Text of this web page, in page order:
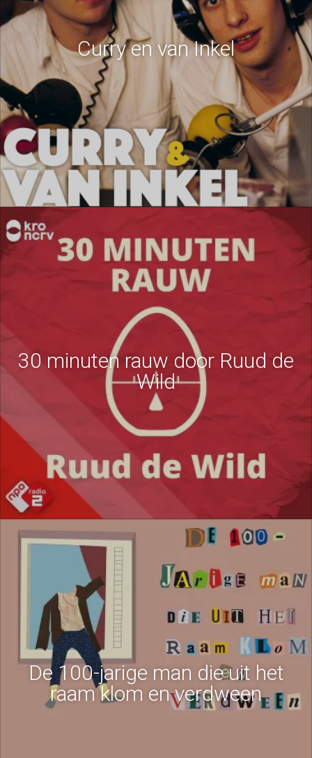
Curry en van Inkel
30 minuten rauw door Ruud de
Wild
De 100-jarige man die uit het
raam klom en verdween